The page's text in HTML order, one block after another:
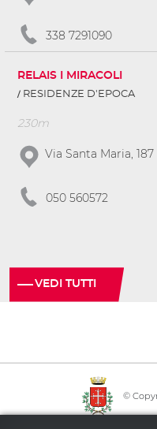
338 7291090
RELAIS I MIRACOLI
RESIDENZE D'EPOCA
230m
Via Santa Maria, 187
050 560572
VEDI TUTTI
©